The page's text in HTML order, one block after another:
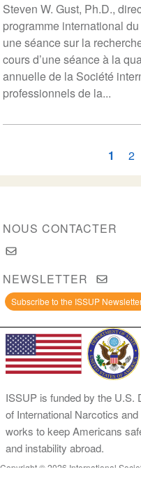
Steven W. Gust, Ph.D.,
programme international
une séance sur la
cours d’une séance à la
annuelle de la Société
professionnels de la...
Page
1 2
NOUS CONTACTER
NEWSLETTER
Subscribe to the ISSUP
ISSUP is funded by the U.S.
of International Narcotics
works to keep Americans
and instability abroad.
Copyright © 2026 International